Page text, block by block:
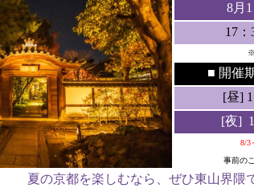
8月
17
■ 開催
[昼]
[夜]
8/3
事前の
夏の京都を楽しむなら、ぜひ東山界隈